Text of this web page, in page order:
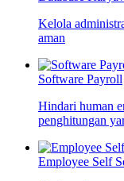
Kelola
aman
Software Payroll
Hindari human
penghitungan
Employee Self